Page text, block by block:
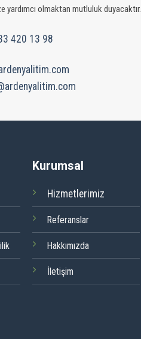
yardımcı olmaktan mutluluk duyacaktır.
420 13 98
Kurumsal
Hizmetlerimiz
Referanslar
Hakkımızda
İletişim